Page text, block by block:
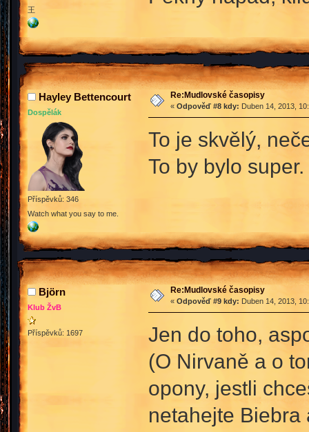
王
Hayley Bettencourt
Dospělák
Příspěvků: 346
Watch what you say to me.
Re:Mudlovské časopisy
« Odpověď #8 kdy: Duben 14, 2013,
To je skvělý,
To by bylo
Björn
Klub ŽvB
Příspěvků: 1697
Re:Mudlovské časopisy
« Odpověď #9 kdy: Duben 14, 2013,
Jen do toho,
(O Nirvaně a o
opony, jestli
netahejte Biebra